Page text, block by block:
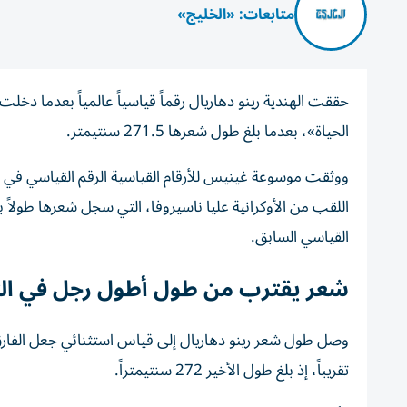
متابعات: «الخليج»
حققت الهندية رينو دهاريال رقماً قياسياً عالمياً بعدما
الحياة»، بعدما بلغ طول شعرها 271.5 سنتيمتر.
ووثقت موسوعة غينيس للأرقام القياسية الرقم القياسي في
القياسي السابق.
شعر يقترب من طول أطول رجل في
وصل طول شعر رينو دهاريال إلى قياس استثنائي جعل
تقريباً، إذ بلغ طول الأخير 272 سنتيمتراً.